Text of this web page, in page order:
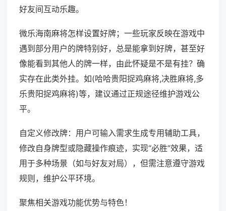
好友间互动乐趣。
微乐海南麻将怎样设置好牌；一些玩家反映在游戏中
遇到部分用户的牌特别好，总是能拿到好牌，甚至好
像能看到其他人的牌一样，由此怀疑是不是有挂？确
实存在此类外挂。如(哈哈贵阳捉鸡麻将,决胜麻将,多
乐贵阳捉鸡麻将)等，建议通过正规途径维护游戏公
平。
自定义修改牌：用户可输入需求生成专用辅助工具，
修改自身牌型或隐藏操作痕迹，实现“必胜”效果，适
用于多种场景（如与好友对局），但需注意遵守游戏
规则，维护公平环境。
聚焦相关游戏功能优势与特色！